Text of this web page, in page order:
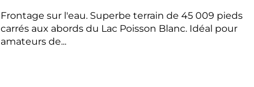
Frontage sur l'eau. Superbe terrain de 45 009 pieds
carrés aux abords du Lac Poisson Blanc. Idéal pour
amateurs de...